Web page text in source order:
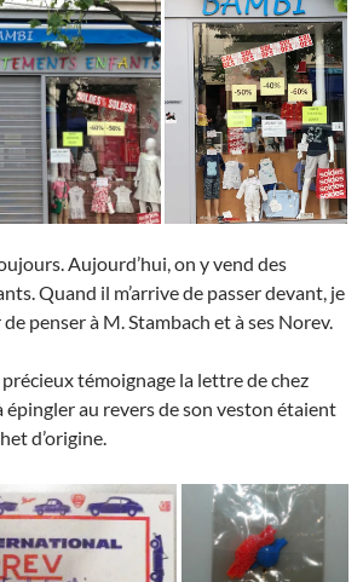
Aujourd’hui, on y vend des
Quand il m’arrive de passer devant, je
de penser à M. Stambach et à ses Norev.
précieux témoignage la lettre de chez
épingler au revers de son veston étaient
d’origine.